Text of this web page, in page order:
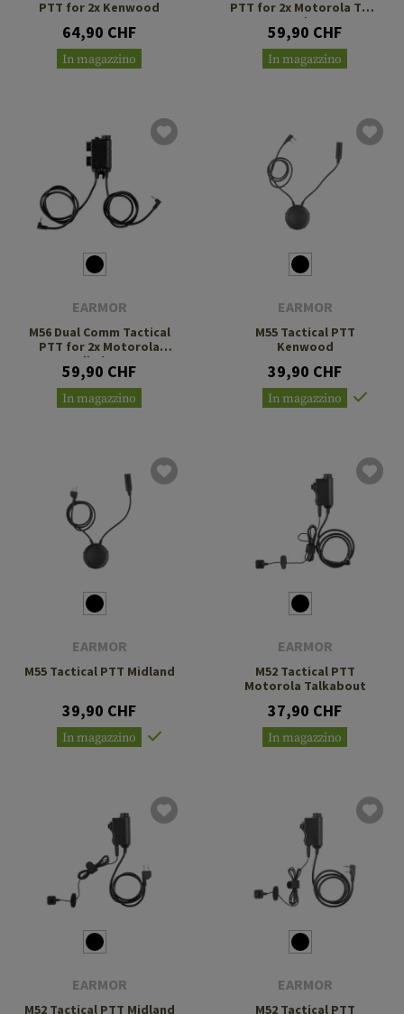
PTT for 2x Kenwood
64,90 CHF
In magazzino
PTT for 2x Motorola Two
Pin
59,90 CHF
In magazzino
EARMOR
M56 Dual Comm Tactical
PTT for 2x Motorola
Talkabout
59,90 CHF
In magazzino
EARMOR
M55 Tactical PTT
Kenwood
39,90 CHF
In magazzino
EARMOR
M55 Tactical PTT Midland
39,90 CHF
In magazzino
EARMOR
M52 Tactical PTT
Motorola Talkabout
37,90 CHF
In magazzino
EARMOR
M52 Tactical PTT Midland
EARMOR
M52 Tactical PTT